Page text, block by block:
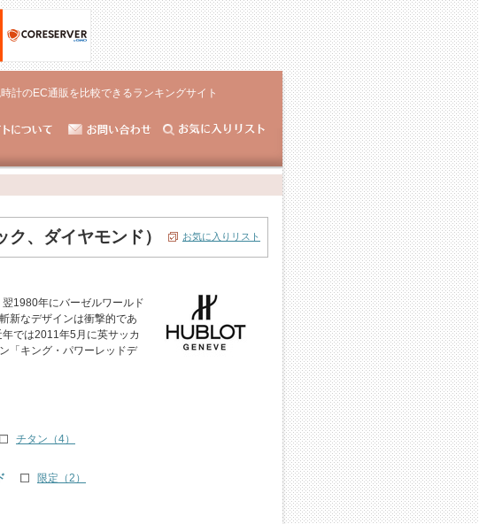
計のEC通販を比較できるランキングサイト
、ダイヤモンド） お気に入りリスト
1980年にバーゼルワールド
新なデザインは衝撃的であ
では2011年5月に英サッカ
「キング・パワーレッドデ
チタン（4）
限定（2）